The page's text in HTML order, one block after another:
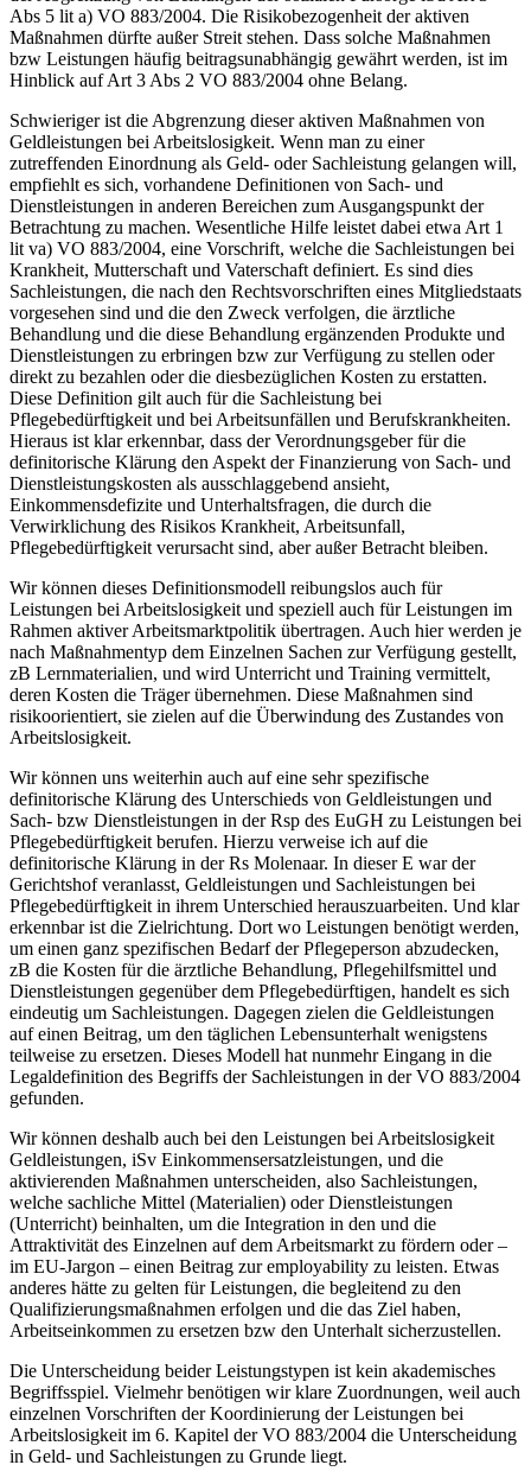
Abs 5 lit a) VO 883/2004. Die Risikobezogenheit der aktiven
Maßnahmen dürfte außer Streit stehen. Dass solche Maßnahmen
bzw Leistungen häufig beitragsunabhängig gewährt werden, ist im
Hinblick auf Art 3 Abs 2 VO 883/2004 ohne Belang.
Schwieriger ist die Abgrenzung dieser aktiven Maßnahmen von
Geldleistungen bei Arbeitslosigkeit. Wenn man zu einer
zutreffenden Einordnung als Geld- oder Sachleistung gelangen will,
empfiehlt es sich, vorhandene Definitionen von Sach- und
Dienstleistungen in anderen Bereichen zum Ausgangspunkt der
Betrachtung zu machen. Wesentliche Hilfe leistet dabei etwa Art 1
lit va) VO 883/2004, eine Vorschrift, welche die Sachleistungen bei
Krankheit, Mutterschaft und Vaterschaft definiert. Es sind dies
Sachleistungen, die nach den Rechtsvorschriften eines Mitgliedstaats
vorgesehen sind und die den Zweck verfolgen, die ärztliche
Behandlung und die diese Behandlung ergänzenden Produkte und
Dienstleistungen zu erbringen bzw zur Verfügung zu stellen oder
direkt zu bezahlen oder die diesbezüglichen Kosten zu erstatten.
Diese Definition gilt auch für die Sachleistung bei
Pflegebedürftigkeit und bei Arbeitsunfällen und Berufskrankheiten.
Hieraus ist klar erkennbar, dass der Verordnungsgeber für die
definitorische Klärung den Aspekt der Finanzierung von Sach- und
Dienstleistungskosten als ausschlaggebend ansieht,
Einkommensdefizite und Unterhaltsfragen, die durch die
Verwirklichung des Risikos Krankheit, Arbeitsunfall,
Pflegebedürftigkeit verursacht sind, aber außer Betracht bleiben.
Wir können dieses Definitionsmodell reibungslos auch für
Leistungen bei Arbeitslosigkeit und speziell auch für Leistungen im
Rahmen aktiver Arbeitsmarktpolitik übertragen. Auch hier werden je
nach Maßnahmentyp dem Einzelnen Sachen zur Verfügung gestellt,
zB Lernmaterialien, und wird Unterricht und Training vermittelt,
deren Kosten die Träger übernehmen. Diese Maßnahmen sind
risikoorientiert, sie zielen auf die Überwindung des Zustandes von
Arbeitslosigkeit.
Wir können uns weiterhin auch auf eine sehr spezifische
definitorische Klärung des Unterschieds von Geldleistungen und
Sach- bzw Dienstleistungen in der Rsp des EuGH zu Leistungen bei
Pflegebedürftigkeit berufen. Hierzu verweise ich auf die
definitorische Klärung in der Rs Molenaar. In dieser E war der
Gerichtshof veranlasst, Geldleistungen und Sachleistungen bei
Pflegebedürftigkeit in ihrem Unterschied herauszuarbeiten. Und klar
erkennbar ist die Zielrichtung. Dort wo Leistungen benötigt werden,
um einen ganz spezifischen Bedarf der Pflegeperson abzudecken,
zB die Kosten für die ärztliche Behandlung, Pflegehilfsmittel und
Dienstleistungen gegenüber dem Pflegebedürftigen, handelt es sich
eindeutig um Sachleistungen. Dagegen zielen die Geldleistungen
auf einen Beitrag, um den täglichen Lebensunterhalt wenigstens
teilweise zu ersetzen. Dieses Modell hat nunmehr Eingang in die
Legaldefinition des Begriffs der Sachleistungen in der VO 883/2004
gefunden.
Wir können deshalb auch bei den Leistungen bei Arbeitslosigkeit
Geldleistungen, iSv Einkommensersatzleistungen, und die
aktivierenden Maßnahmen unterscheiden, also Sachleistungen,
welche sachliche Mittel (Materialien) oder Dienstleistungen
(Unterricht) beinhalten, um die Integration in den und die
Attraktivität des Einzelnen auf dem Arbeitsmarkt zu fördern oder –
im EU-Jargon – einen Beitrag zuremployability zu leisten. Etwas
anderes hätte zu gelten für Leistungen, die begleitend zu den
Qualifizierungsmaßnahmen erfolgen und die das Ziel haben,
Arbeitseinkommen zu ersetzen bzw den Unterhalt sicherzustellen.
Die Unterscheidung beider Leistungstypen ist kein akademisches
Begriffsspiel. Vielmehr benötigen wir klare Zuordnungen, weil auch
einzelnen Vorschriften der Koordinierung der Leistungen bei
Arbeitslosigkeit im 6. Kapitel der VO 883/2004 die Unterscheidung
in Geld- und Sachleistungen zu Grunde liegt.